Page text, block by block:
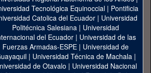
Tecnológica Equinoccial| Pontificia
Catolica del Ecuador | Universidad
Politécnica Salesiana | Universidad
del Ecuador | Universidad de las
Fuerzas Armadas-ESPE | Universidad de
| Universidad Técnica de Machala|
de Otavalo | Universidad Nacional